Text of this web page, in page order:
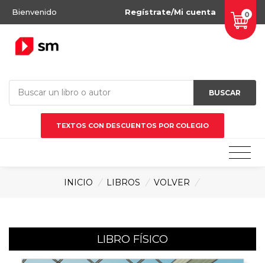
Bienvenido 0
Regístrate/Mi cuenta
BUSCAR
TEXTOS CON DESCUENTOS POR COLEGIO
INICIO / LIBROS / VOLVER /
LIBRO FÍSICO